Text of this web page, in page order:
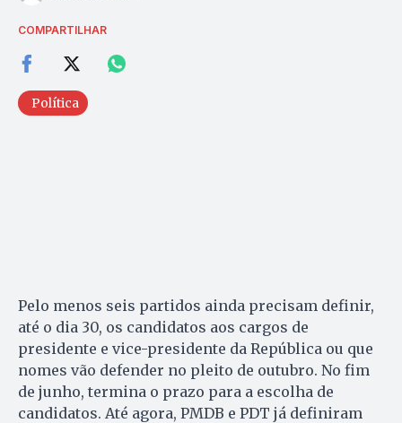
COMPARTILHAR
Política
Pelo menos seis partidos ainda precisam definir,
até o dia 30, os candidatos aos cargos de
presidente e vice-presidente da República ou que
nomes vão defender no pleito de outubro. No fim
de junho, termina o prazo para a escolha de
candidatos. Até agora, PMDB e PDT já definiram